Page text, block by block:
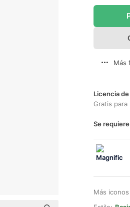
Más
Licencia
Gratis
Se
Más